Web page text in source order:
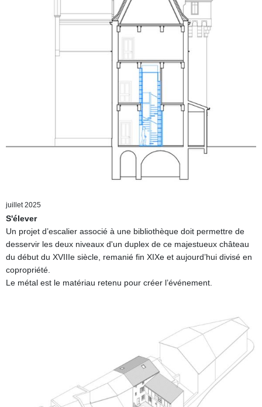
juillet 2025
S'élever
Un projet d’escalier associé à une bibliothèque doit permettre de
desservir les deux niveaux d'un duplex de ce majestueux château
du début du XVIIIe siècle, remanié fin XIXe et aujourd’hui divisé en
copropriété.
Le métal est le matériau retenu pour créer l’événement.